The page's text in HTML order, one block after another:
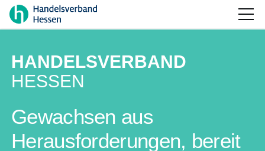
HANDELSVERBAND
HESSEN
Gewachsen aus
Herausforderungen, bereit